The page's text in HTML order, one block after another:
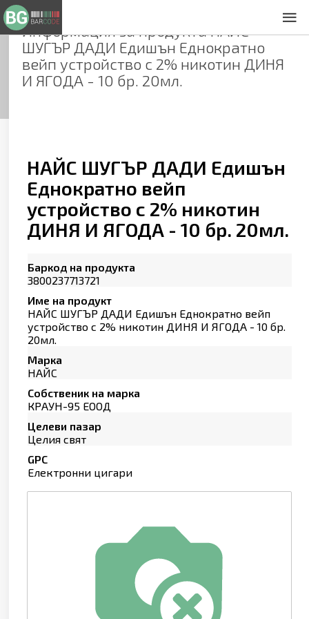
Информация за продуктаНАЙС
ШУГЪР ДАДИ Едишън Еднократно
вейп устройство с 2% никотин ДИНЯ
И ЯГОДА - 10 бр. 20мл.
НАЙС ШУГЪР ДАДИ Едишън
Еднократно вейп
устройство с 2% никотин
ДИНЯ И ЯГОДА - 10 бр. 20мл.
Баркод на продукта
3800237713721
Име на продукт
НАЙС ШУГЪР ДАДИ Едишън Еднократно вейп
устройство с 2% никотин ДИНЯ И ЯГОДА - 10 бр.
20мл.
Марка
НАЙС
Собственик на марка
КРАУН-95 ЕООД
Целеви пазар
Целия свят
GPC
Електронни цигари
Общи условия
Декларация за проверителност
Заснемане на продукти